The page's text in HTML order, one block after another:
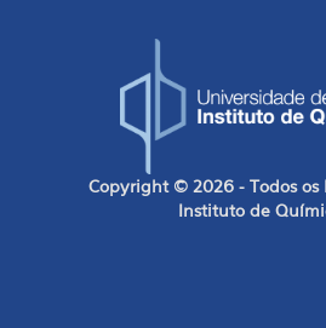
Copyright © 2026 - Todos os
Instituto de